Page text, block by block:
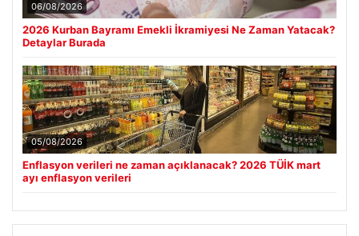
06/08/2026
2026 Kurban Bayramı Emekli İkramiyesi Ne Zaman Yatacak?
Detaylar Burada
05/08/2026
Enflasyon verileri ne zaman açıklanacak? 2026 TÜİK mart
ayı enflasyon verileri